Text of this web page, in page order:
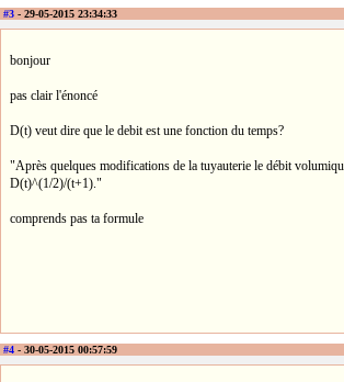
#3 - 29-05-2015 23:34:33
bonjour
pas clair l'énoncé
D(t) veut dire que le debit est une fonction du temps?
"Après quelques modifications de la tuyauterie le débit
D(t)^(1/2)/(t+1)."
comprends pas ta formule
#4 - 30-05-2015 00:57:59